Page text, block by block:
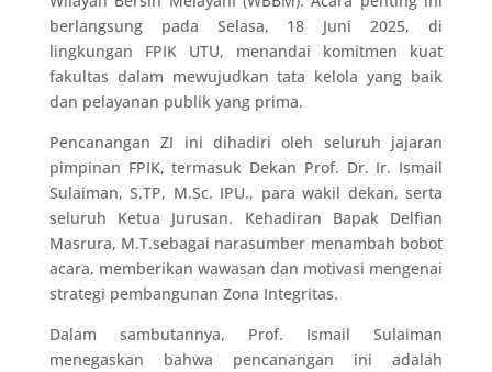
berlangsung pada Selasa, 18 Juni 2025, di
lingkungan FPIK UTU, menandai komitmen kuat
fakultas dalam mewujudkan tata kelola yang baik
dan pelayanan publik yang prima.
Pencanangan ZI ini dihadiri oleh seluruh jajaran
pimpinan FPIK, termasuk Dekan Prof. Dr. Ir. Ismail
Sulaiman, S.TP, M.Sc. IPU., para wakil dekan, serta
seluruh Ketua Jurusan. Kehadiran Bapak Delfian
Masrura, M.T.sebagai narasumber menambah bobot
acara, memberikan wawasan dan motivasi mengenai
strategi pembangunan Zona Integritas.
Dalam sambutannya, Prof. Ismail Sulaiman
menegaskan bahwa pencanangan ini adalah